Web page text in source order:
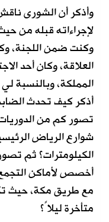
وأذكر أن الشورى
لإجراءاته قبله من
وكنت ضمن اللجنة،
العلاقة، وكان أحد
المملكة، وبالنسبة
أذكر كيف تحدث
تصور كم من
شوارع الرياض
الكيلومترات؟ ثم
أخصص لأماكن
مع طريق مكة، حيث
متأخرة ليلاً؟